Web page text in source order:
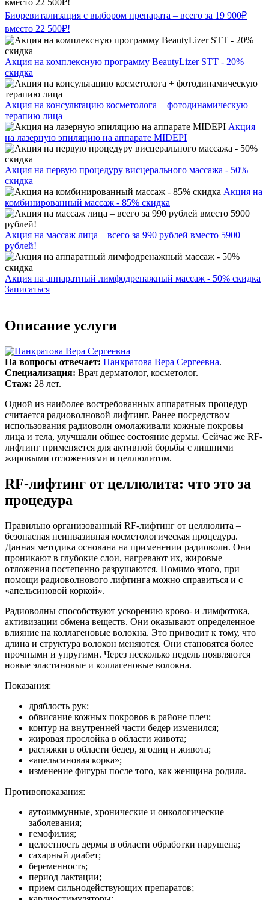
Биоревитализация с выбором препарата – всего за 19 900₽
вместо 22 500₽!
Акция на комплексную программу BeautyLizer STT - 20%
скидка
Акция на консультацию косметолога + фотодинамическую
терапию лица
Акция
на лазерную эпиляцию на аппарате MIDEPI
Акция на первую процедуру висцерального массажа - 50%
скидка
Акция на
комбинированный массаж - 85% скидка
Акция на массаж лица – всего за 990 рублей вместо 5900
рублей!
Акция на аппаратный лимфодренажный массаж - 50% скидка
Записаться
Описание услуги
На вопросы отвечает: Панкратова Вера Сергеевна.
Специализация: Врач дерматолог, косметолог.
Стаж: 28 лет.
Одной из наиболее востребованных аппаратных процедур
считается радиоволновой лифтинг. Ранее посредством
использования радиоволн омолаживали кожные покровы
лица и тела, улучшали общее состояние дермы. Сейчас же RF-
лифтинг применяется для активной борьбы с лишними
жировыми отложениями и целлюлитом.
RF-лифтинг от целлюлита: что это за
процедура
Правильно организованный RF-лифтинг от целлюлита –
безопасная неинвазивная косметологическая процедура.
Данная методика основана на применении радиоволн. Они
проникают в глубокие слои, нагревают их, жировые
отложения постепенно разрушаются. Помимо этого, при
помощи радиоволнового лифтинга можно справиться и с
«апельсиновой коркой».
Радиоволны способствуют ускорению крово- и лимфотока,
активизации обмена веществ. Они оказывают определенное
влияние на коллагеновые волокна. Это приводит к тому, что
длина и структура волокон меняются. Они становятся более
прочными и упругими. Через несколько недель появляются
новые эластиновые и коллагеновые волокна.
Показания:
дряблость рук;
обвисание кожных покровов в районе плеч;
контур на внутренней части бедер изменился;
жировая прослойка в области живота;
растяжки в области бедер, ягодиц и живота;
«апельсиновая корка»;
изменение фигуры после того, как женщина родила.
Противопоказания:
аутоиммунные, хронические и онкологические
заболевания;
гемофилия;
целостность дермы в области обработки нарушена;
сахарный диабет;
беременность;
период лактации;
прием сильнодействующих препаратов;